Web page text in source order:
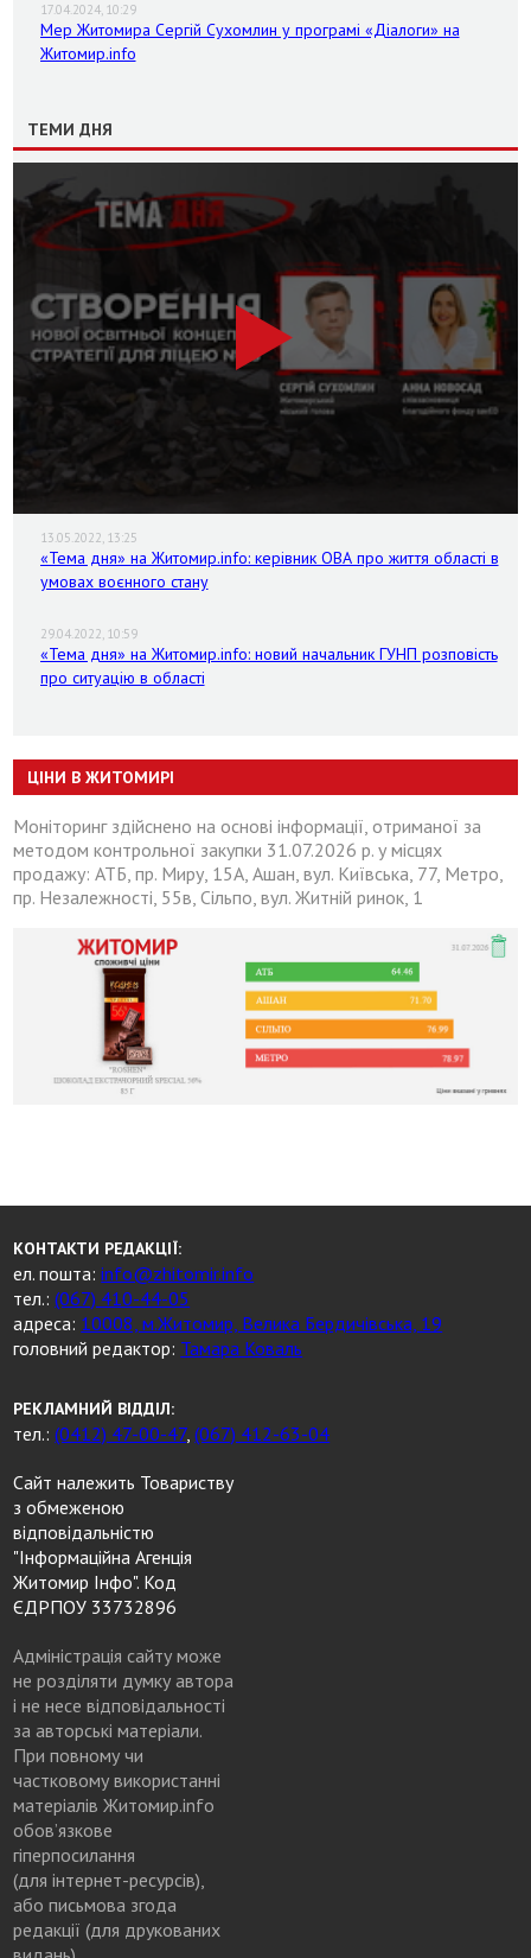
17.04.2024, 10:29
Мер Житомира Сергій Сухомлин у програмі «Діалоги» на
Житомир.info
ТЕМИ ДНЯ
13.05.2022, 13:25
«Тема дня» на Житомир.info: керівник ОВА про життя області в
умовах воєнного стану
29.04.2022, 10:59
«Тема дня» на Житомир.info: новий начальник ГУНП розповість
про ситуацію в області
ЦІНИ В ЖИТОМИРІ
Моніторинг здійснено на основі інформації, отриманої за
методом контрольної закупки 31.07.2026 р. у місцях
продажу: АТБ, пр. Миру, 15А, Ашан, вул. Київська, 77, Метро,
пр. Незалежності, 55в, Сільпо, вул. Житній ринок, 1
КОНТАКТИ РЕДАКЦІЇ:
ел. пошта:info@zhitomir.info
тел.:(067) 410-44-05
адреса: 10008, м.Житомир, Велика Бердичівська, 19
головний редактор: Тамара Коваль
РЕКЛАМНИЙ ВІДДІЛ:
тел.:(0412) 47-00-47,(067) 412-63-04
Сайт належить Товариству
з обмеженою
відповідальністю
"Інформаційна Агенція
Житомир Інфо". Код
ЄДРПОУ 33732896
Адміністрація сайту може
не розділяти думку автора
і не несе відповідальності
за авторські матеріали.
При повному чи
частковому використанні
матеріалів Житомир.info
обов’язкове
гіперпосилання
(для інтернет-ресурсів),
або письмова згода
редакції (для друкованих